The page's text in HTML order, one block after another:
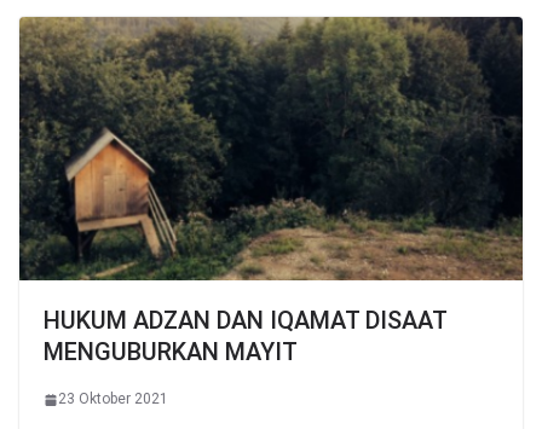
HUKUM ADZAN DAN IQAMAT DISAAT
MENGUBURKAN MAYIT
23 Oktober 2021